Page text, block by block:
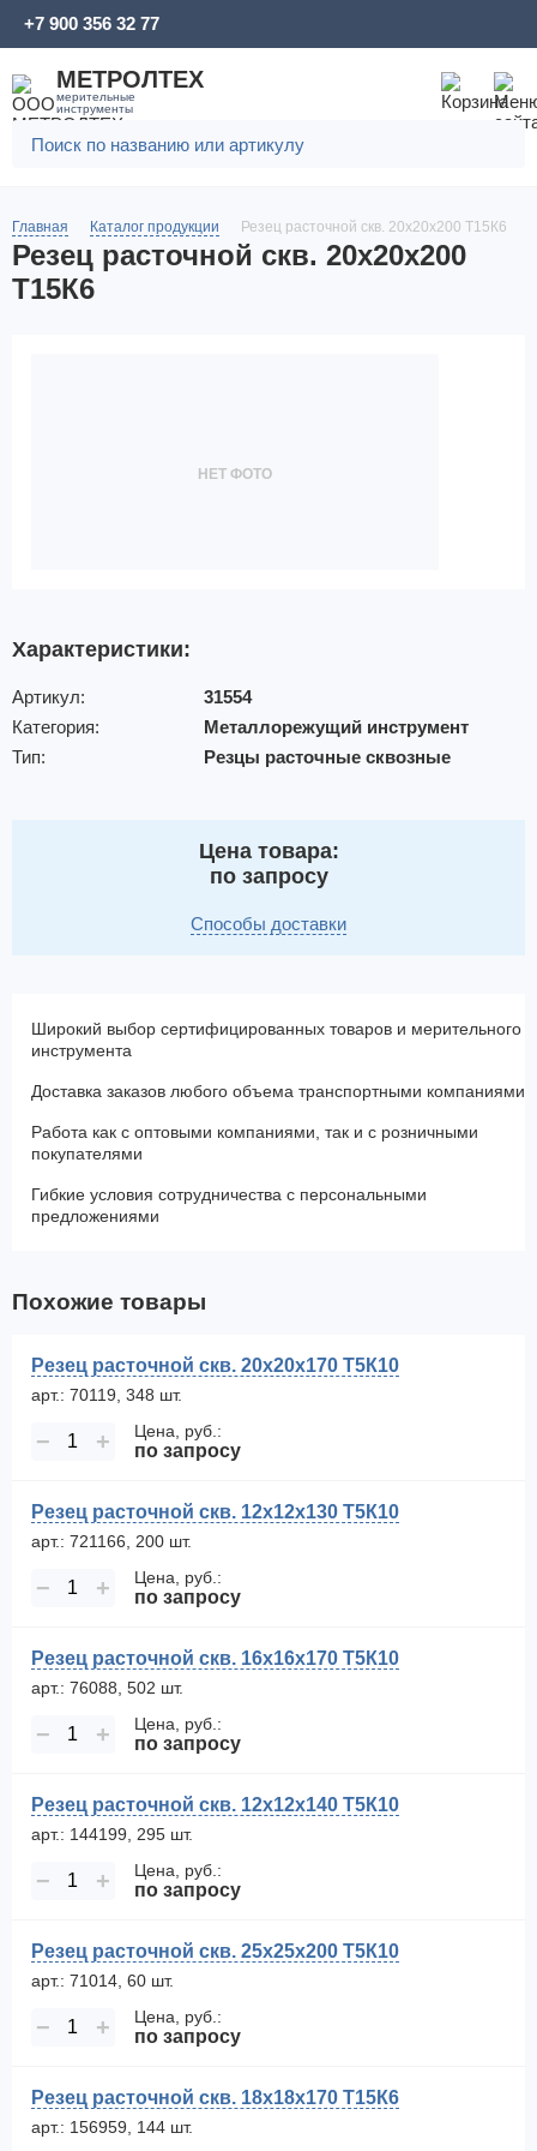
МЕТРОЛТЕХ
мерительные
инструменты
+7 900 356 32 77
Главная Каталог продукции Резец расточной скв. 20х20х200 Т15К6
Резец расточной скв. 20х20х200
Т15К6
НЕТ ФОТО
Характеристики:
Артикул:
31554
Категория:
Металлорежущий инструмент
Тип:
Резцы расточные сквозные
Цена товара:
по запросу
Способы доставки
Широкий выбор сертифицированных товаров и мерительного
инструмента
Доставка заказов любого объема транспортными компаниями
Работа как с оптовыми компаниями, так и с розничными
покупателями
Гибкие условия сотрудничества с персональными
предложениями
Похожие товары
Резец расточной скв. 20х20х170 Т5К10
арт.: 70119, 348 шт.
− + Цена, руб.:
по запросу
Резец расточной скв. 12х12х130 Т5К10
арт.: 721166, 200 шт.
− + Цена, руб.:
по запросу
Резец расточной скв. 16х16х170 Т5К10
арт.: 76088, 502 шт.
− + Цена, руб.:
по запросу
Резец расточной скв. 12х12х140 Т5К10
арт.: 144199, 295 шт.
− + Цена, руб.:
по запросу
Резец расточной скв. 25х25х200 Т5К10
арт.: 71014, 60 шт.
− + Цена, руб.:
по запросу
Резец расточной скв. 18х18х170 Т15К6
арт.: 156959, 144 шт.